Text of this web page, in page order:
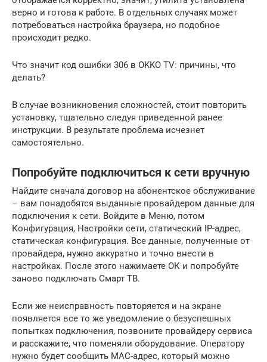
верно и готова к работе. В отдельных случаях может
потребоваться настройка браузера, но подобное
происходит редко.
Что значит код ошибки 306 в OKKO TV: причины, что
делать?
В случае возникновения сложностей, стоит повторить
установку, тщательно следуя приведенной ранее
инструкции. В результате проблема исчезнет
самостоятельно.
Попробуйте подключиться к сети вручную
Найдите сначала договор на абонентское обслуживание
– вам понадобятся выданные провайдером данные для
подключения к сети. Войдите в Меню, потом
Конфигурация, Настройки сети, статический IP-адрес,
статическая конфигурация. Все данные, полученные от
провайдера, нужно аккуратно и точно внести в
настройках. После этого нажимаете ОК и попробуйте
заново подключать Смарт ТВ.
Если же неисправность повторяется и на экране
появляется все то же уведомление о безуспешных
попытках подключения, позвоните провайдеру сервиса
и расскажите, что поменяли оборудование. Оператору
нужно будет сообщить MAC-адрес, который можно